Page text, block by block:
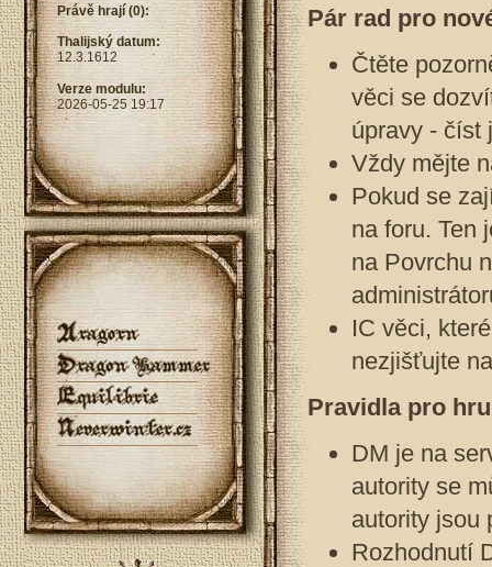
Pár rad pro
Čtěte
věci se
úpravy - číst
Vždy mějte
Pokud se
na foru. Ten
na Povrchu
IC věci,
nezjišťujte
Pravidla pro
DM je na
autority se
autority jsou
Rozhodnutí
Právě hrají (0):
Thalijský datum:
12.3.1612
Verze modulu:
2026-05-25 19:17